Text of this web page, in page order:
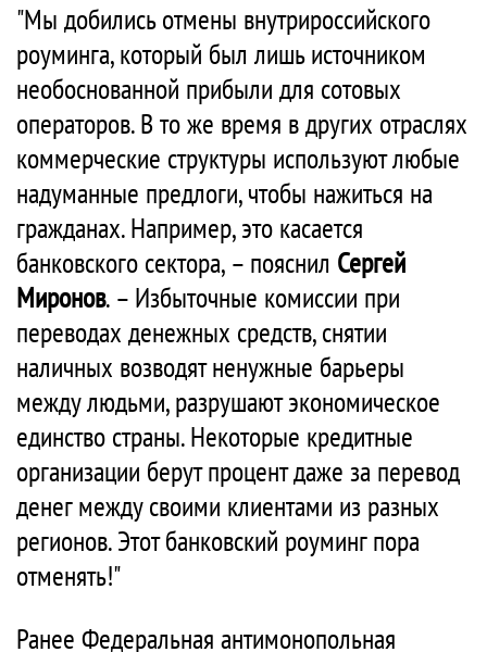
"Мы добились отмены внутрироссийского
роуминга, который был лишь источником
необоснованной прибыли для сотовых
операторов. В то же время в других отраслях
коммерческие структуры используют любые
надуманные предлоги, чтобы нажиться на
гражданах. Например, это касается
банковского сектора, – пояснил Сергей
Миронов. – Избыточные комиссии при
переводах денежных средств, снятии
наличных возводят ненужные барьеры
между людьми, разрушают экономическое
единство страны. Некоторые кредитные
организации берут процент даже за перевод
денег между своими клиентами из разных
регионов. Этот банковский роуминг пора
отменять!"
Ранее Федеральная антимонопольная